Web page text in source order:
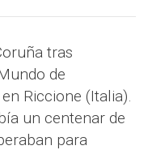
tras
de
Riccione (Italia).
un centenar de
para